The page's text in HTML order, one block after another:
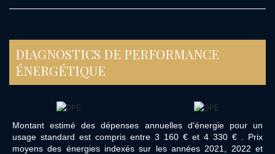
DIAGNOSTICS DE PERFORMANCE
ÉNERGÉTIQUE
Montant estimé des dépenses annuelles d'énergie pour un
usage standard est compris entre 3 160 € et 4 330 € . Prix
moyens des énergies indexés sur les années 2021, 2022 et